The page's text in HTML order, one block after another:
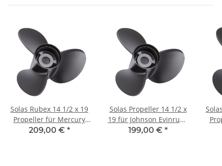
Solas Rubex 14 1/2 x 19
Propeller für Mercury
135 150 175 200 250 300
209,00 € *
Solas Propeller 14 1/2 x
19 für Johnson Evinrude
90 - 300 PS 15 Zähne
199,00 € *